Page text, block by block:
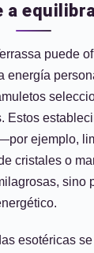
a
puede
energía
Estos
ejemplo,
cristales o
sino
esotéricas